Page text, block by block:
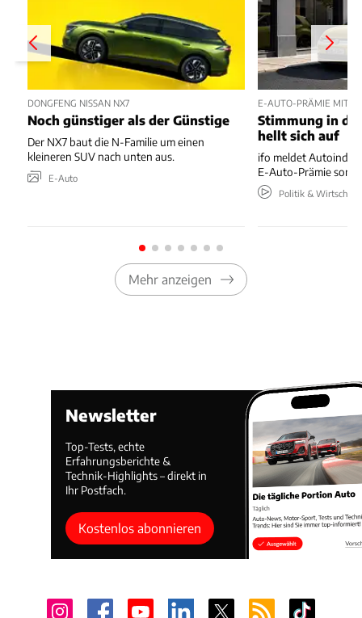
DONGFENG NISSAN NX7
Noch günstiger als der Günstige
Der NX7 baut die N-Familie um einen
kleineren SUV nach unten aus.
E-Auto
E-AUTO-PRÄMIE MIT
Stimmung in
hellt sich auf
ifo meldet
E-Auto-Prämie
Politik & Wirtschaft
Mehr anzeigen
Newsletter
Top-Tests, echte
Erfahrungsberichte &
Technik-Highlights – direkt in
Ihr Postfach.
Kostenlos abonnieren